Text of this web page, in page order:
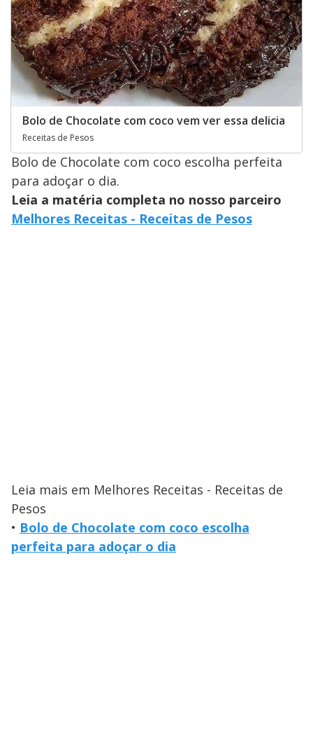
Bolo de Chocolate com coco vem ver essa delicia
Receitas de Pesos
Bolo de Chocolate com coco escolha perfeita
para adoçar o dia.
Leia a matéria completa no nosso parceiro
Melhores Receitas - Receitas de Pesos
Leia mais em Melhores Receitas - Receitas de
Pesos
• Bolo de Chocolate com coco escolha
perfeita para adoçar o dia